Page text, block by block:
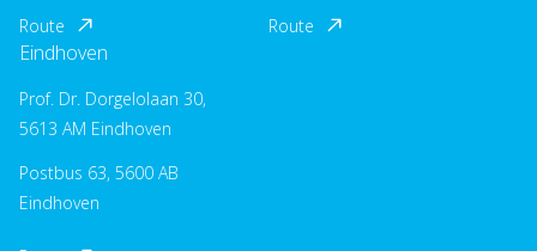
Route Route
Eindhoven
Prof. Dr. Dorgelolaan 30,
5613 AM Eindhoven
Postbus 63, 5600 AB
Eindhoven